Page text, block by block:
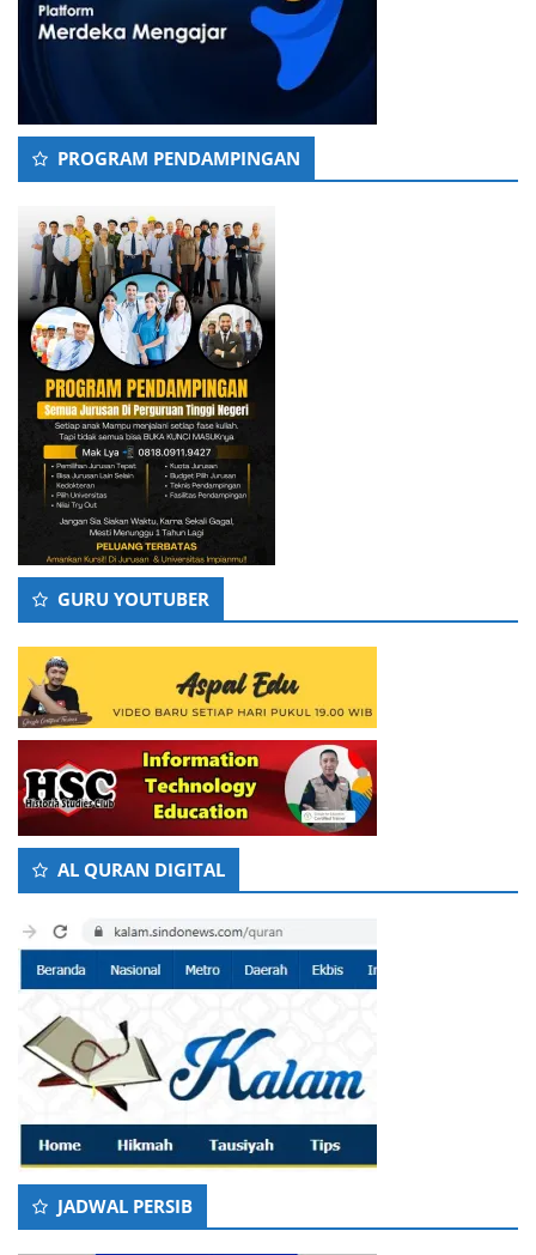
PROGRAM PENDAMPINGAN
GURU YOUTUBER
AL QURAN DIGITAL
JADWAL PERSIB